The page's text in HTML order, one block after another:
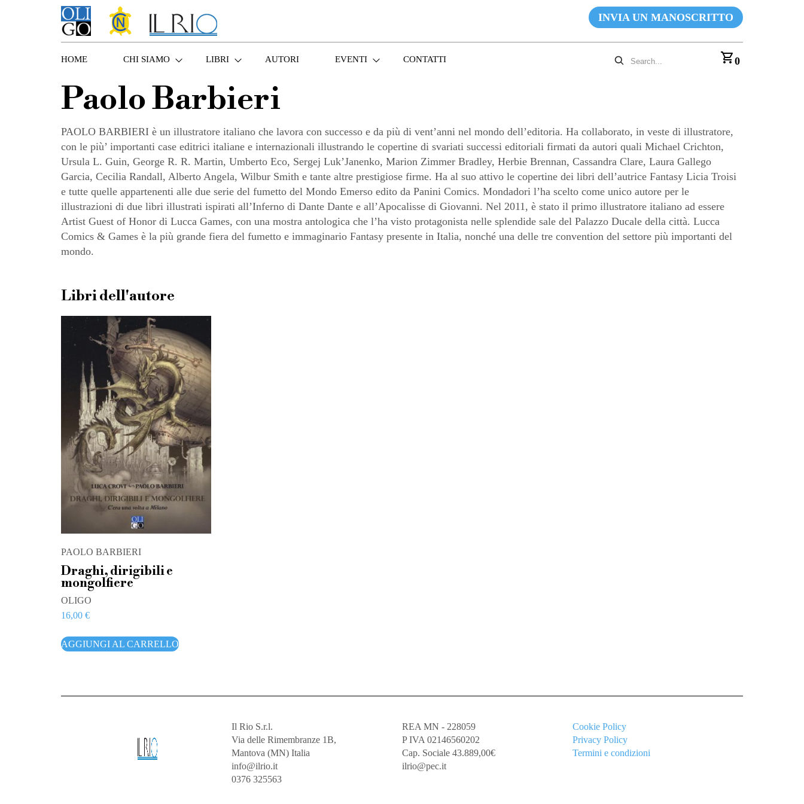
INVIA UN MANOSCRITTO
HOME CHI SIAMO LIBRI AUTORI EVENTI CONTATTI 0
Paolo Barbieri
PAOLO BARBIERI è un illustratore italiano che lavora con successo e da più di vent’anni nel mondo dell’editoria. Ha collaborato, in veste di illustratore,
con le più’ importanti case editrici italiane e internazionali illustrando le copertine di svariati successi editoriali firmati da autori quali Michael Crichton,
Ursula L. Guin, George R. R. Martin, Umberto Eco, Sergej Luk’Janenko, Marion Zimmer Bradley, Herbie Brennan, Cassandra Clare, Laura Gallego
Garcia, Cecilia Randall, Alberto Angela, Wilbur Smith e tante altre prestigiose firme. Ha al suo attivo le copertine dei libri dell’autrice Fantasy Licia Troisi
e tutte quelle appartenenti alle due serie del fumetto del Mondo Emerso edito da Panini Comics. Mondadori l’ha scelto come unico autore per le
illustrazioni di due libri illustrati ispirati all’Inferno di Dante Dante e all’Apocalisse di Giovanni. Nel 2011, è stato il primo illustratore italiano ad essere
Artist Guest of Honor di Lucca Games, con una mostra antologica che l’ha visto protagonista nelle splendide sale del Palazzo Ducale della città. Lucca
Comics & Games è la più grande fiera del fumetto e immaginario Fantasy presente in Italia, nonché una delle tre convention del settore più importanti del
mondo.
Libri dell'autore
PAOLO BARBIERI
Draghi, dirigibili e
mongolfiere
OLIGO
16,00 €
AGGIUNGI AL CARRELLO
Il Rio S.r.l.
Via delle Rimembranze 1B,
Mantova (MN) Italia
info@ilrio.it
0376 325563
REA MN - 228059
P IVA 02146560202
Cap. Sociale 43.889,00€
ilrio@pec.it
Cookie Policy
Privacy Policy
Termini e condizioni